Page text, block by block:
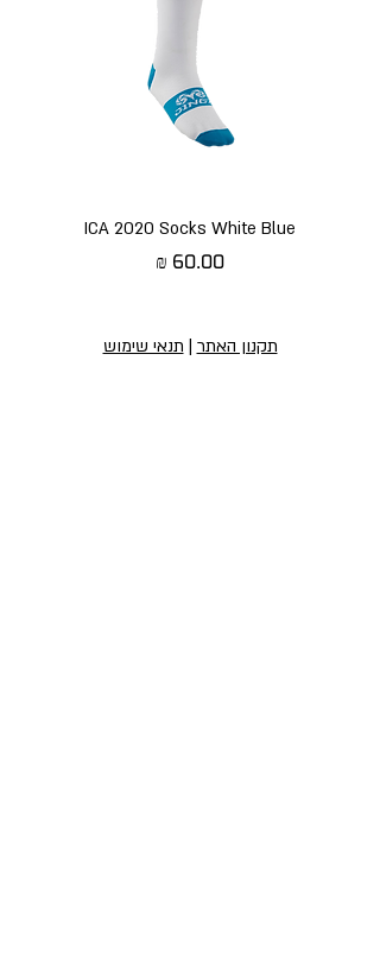
ICA 2020 Socks White Blue
מחיר
תקנון האתר | תנאי שימוש